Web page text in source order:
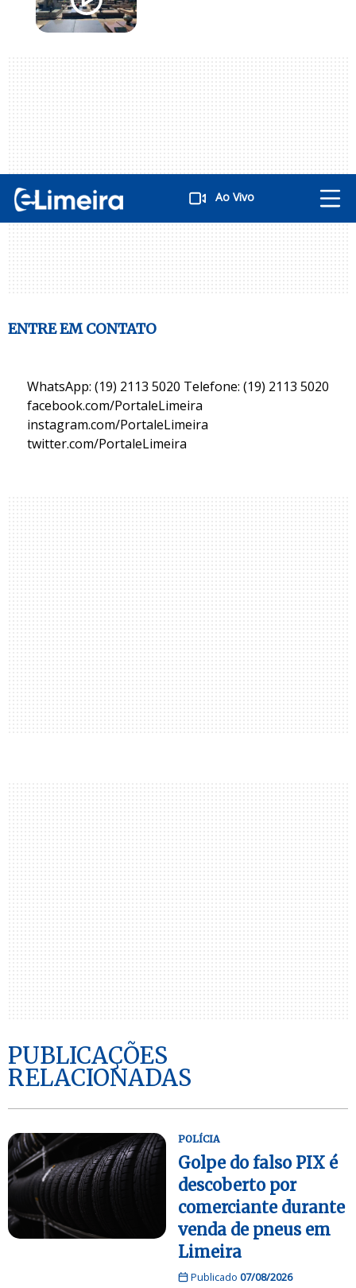
Ao Vivo
ENTRE EM CONTATO
WhatsApp: (19) 2113 5020 Telefone: (19) 2113 5020
facebook.com/PortaleLimeira
instagram.com/PortaleLimeira
twitter.com/PortaleLimeira
PUBLICAÇÕES
RELACIONADAS
POLÍCIA
Golpe do falso PIX é
descoberto por
comerciante durante
venda de pneus em
Limeira
Publicado 07/08/2026